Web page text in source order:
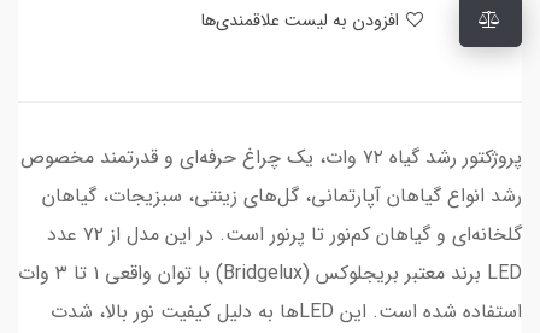
پروژکتور رشد گیاه ۷۲ وات، یک چراغ حرفه‌ای و قدرتمند مخصوص
رشد انواع گیاهان آپارتمانی، گل‌های زینتی، سبزیجات، گیاهان
گلخانه‌ای و گیاهان کم‌نور تا پرنور است. در این مدل از ۷۲ عدد
LED برند معتبر بریجلوکس (Bridgelux) با توان واقعی ۱ تا ۳ وات
استفاده شده است. این LED‌ها به دلیل کیفیت نور بالا، شدت